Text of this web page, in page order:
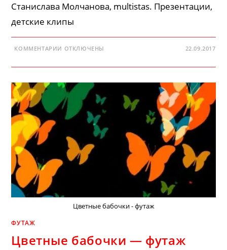
Станислава Молчанова, multistas. Презентации,
детские клипы
КОММЕНТАРИИ К
СТАСА
ОТКЛЮЧЕНЫ 22.09.2017
Цветные бабочки - футаж
ФУТАЖ
Цветные бабочки — футаж